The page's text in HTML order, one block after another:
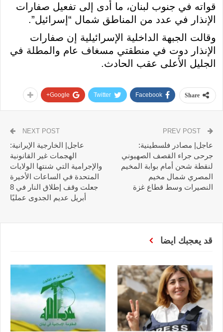
قواته في جنوب لبنان، ما أدى إلى تفعيل صفارات
الإنذار في عدد من المناطق شمال “إسرائيل”.
وقالت الجبهة الداخلية الإسرائيلية إن صفارات
الإنذار دوت في منطقتي مسغاف عام والمطلة في
الجليل الأعلى عقب الحادث.
Share
Facebook
Twitter
Google+
عاجل| مصادر فلسطينية:
جرحى جراء القصف الصهيوني
لنقطة شحن أمام بوابة المخيم
المصري شمال مخيم
النصيرات وسط قطاع غزة
NEXT POST
عاجل| الخارجية الإيرانية:
الهجمات غير القانونية
والإجرامية التي شنتها الولايات
المتحدة في الساعات الأخيرة
جعلت وقف إطلاق النار في 8
أبريل عديم الجدوى عمليًا
قد يعجبك ايضا